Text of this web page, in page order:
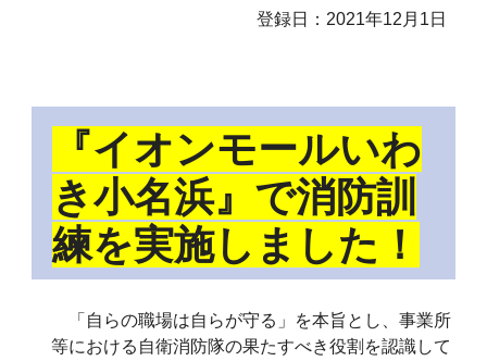
登録日：2021年12月1日
『イオンモールいわ
き小名浜』で消防訓
練を実施しました！
「自らの職場は自らが守る」を本旨とし、事業所
等における自衛消防隊の果たすべき役割を認識して